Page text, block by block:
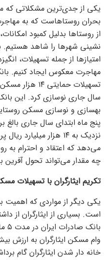
یکی از جدی‌ترین مشکلاتی که
بحران روستاهاست که به
از روستا‌ها بدلیل کمبود
نشینی شهر‌ها را شاهد هستیم.
امتیاز‌ها از جمله تسهیلات،
مهاجرت معکوس ایجاد کنیم.
سال جاری نوسازی کرد. این
بهسازی و نوسازی مسکن
نزدیک به ۱۴ هزار
می‌دهد که اعتقاد و احترام به
چه مقدار می‌تواند تحول آفرین
تکریم ایثارگران با تسهیلات
یکی دیگر از مواردی که اهمیت
است. بسیاری از ایثارگران از
خانه دار شدن ایثارگران گام